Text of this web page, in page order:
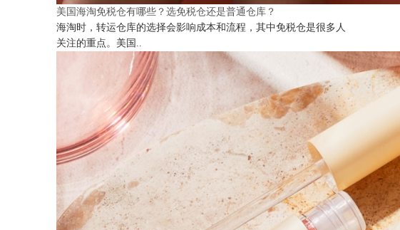
美国海淘免税仓有哪些？选免税仓还是普通仓库？
海淘时，转运仓库的选择会影响成本和流程，其中免税仓是很多人
关注的重点。美国..